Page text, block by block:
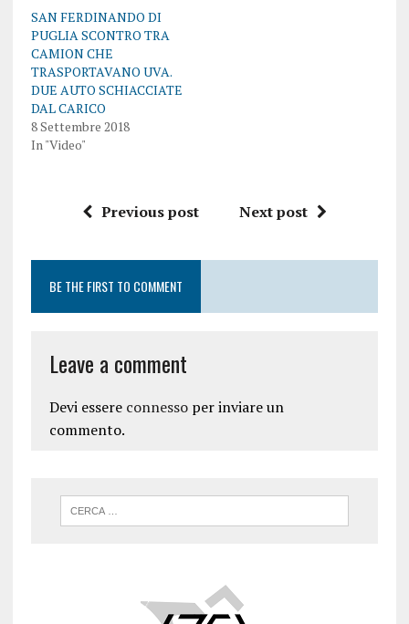
SAN FERDINANDO DI
PUGLIA SCONTRO TRA
CAMION CHE
TRASPORTAVANO UVA.
DUE AUTO SCHIACCIATE
DAL CARICO
8 Settembre 2018
In "Video"
Previous post Next post
BE THE FIRST TO COMMENT
Leave a comment
Devi essere connessoper inviare un
commento.